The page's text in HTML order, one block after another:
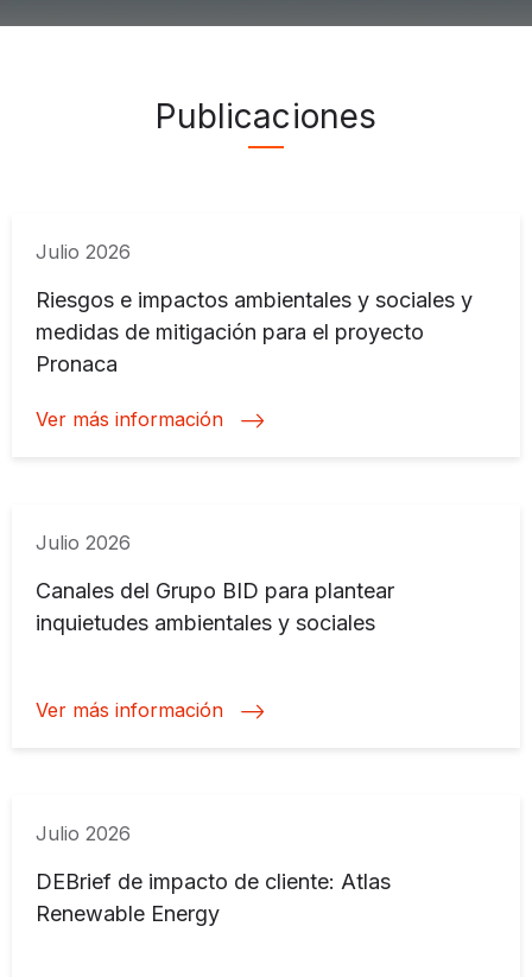
Publicaciones
Julio 2026
Riesgos e impactos ambientales y sociales y
medidas de mitigación para el proyecto
Pronaca
Ver más información
Julio 2026
Canales del Grupo BID para plantear
inquietudes ambientales y sociales
Ver más información
Julio 2026
DEBrief de impacto de cliente: Atlas
Renewable Energy